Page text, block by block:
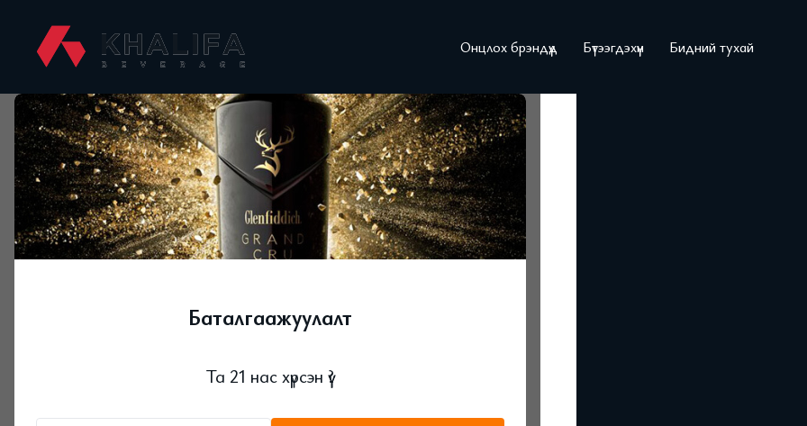
Онцлох брэндүүд Бүтээгдэхүүн Бидний тухай
Баталгаажуулалт
Та 21 нас хүрсэн үү?
Бүртгэл үүсгэх